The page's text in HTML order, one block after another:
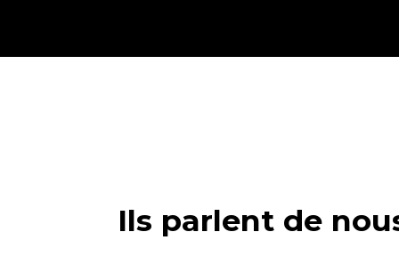
Ils parlent de